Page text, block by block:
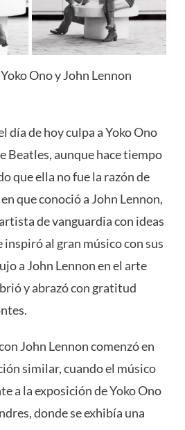
Ono y John Lennon
día de hoy culpa a Yoko Ono
Beatles, aunque hace tiempo
que ella no fue la razón de
que conoció a John Lennon,
de vanguardia con ideas
al gran músico con sus
a John Lennon en el arte
y abrazó con gratitud
John Lennon comenzó en
similar, cuando el músico
a la exposición de Yoko Ono
donde se exhibía una